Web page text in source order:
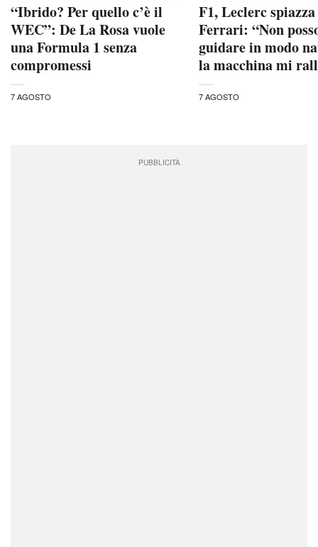
“Ibrido? Per quello c’è il
WEC”: De La Rosa vuole
una Formula 1 senza
compromessi
7 AGOSTO
F1, Leclerc
Ferrari: “Non
guidare in modo
la macchina mi
7 AGOSTO
PUBBLICITÀ